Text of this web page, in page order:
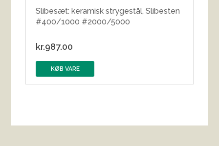
Slibesæt: keramisk strygestål, Slibesten
#400/1000 #2000/5000
kr.987.00
KØB VARE